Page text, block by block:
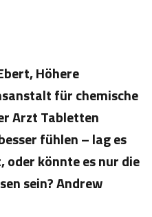
Höhere
für chemische
Arzt Tabletten
fühlen – lag es
könnte es nur die
sein? Andrew